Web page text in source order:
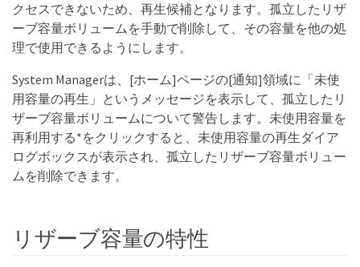
クセスできないため、再生候補となります。孤立したリザ
ーブ容量ボリュームを手動で削除して、その容量を他の処
理で使用できるようにします。
System Managerは、[ホーム]ページの[通知]領域に「未使
用容量の再生」というメッセージを表示して、孤立したリ
ザーブ容量ボリュームについて警告します。未使用容量を
再利用する*をクリックすると、未使用容量の再生ダイア
ログボックスが表示され、孤立したリザーブ容量ボリュー
ムを削除できます。
リザーブ容量の特性